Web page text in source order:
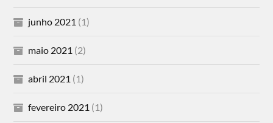
junho 2021 (1)
maio 2021 (2)
abril 2021 (1)
fevereiro 2021 (1)